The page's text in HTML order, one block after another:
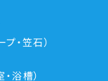
・笠石）
浴槽）